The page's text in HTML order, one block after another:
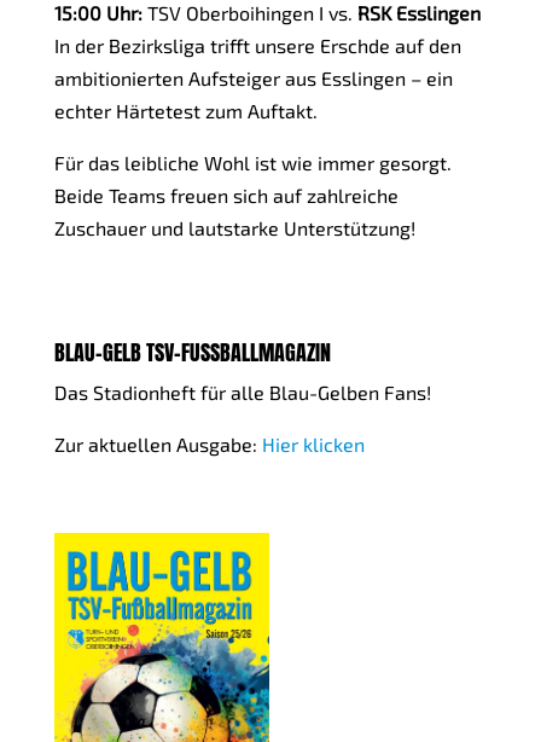
15:00 Uhr:TSV Oberboihingen I vs. RSK Esslingen
In der Bezirksliga trifft unsere Erschde auf den
ambitionierten Aufsteiger aus Esslingen – ein
echter Härtetest zum Auftakt.
Für das leibliche Wohl ist wie immer gesorgt.
Beide Teams freuen sich auf zahlreiche
Zuschauer und lautstarke Unterstützung!
BLAU-GELB TSV-FUSSBALLMAGAZIN
Das Stadionheft für alle Blau-Gelben Fans!
Zur aktuellen Ausgabe: Hier klicken